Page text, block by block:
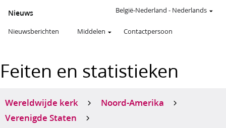
Nieuws
Nieuwsberichten Middelen Contactpersoon
België-Nederland - Nederlands
Feiten en statistieken
Wereldwijde kerk
Noord-Amerika
Verenigde Staten